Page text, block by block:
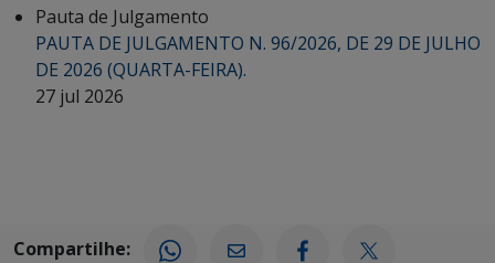
Pauta de Julgamento
PAUTA DE JULGAMENTO N. 96/2026, DE 29 DE JULHO
DE 2026 (QUARTA-FEIRA).
27 jul 2026
Compartilhe: